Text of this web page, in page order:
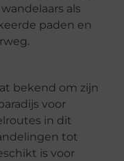
als
paden en
bekend om zijn
voor
in dit
tot
is voor